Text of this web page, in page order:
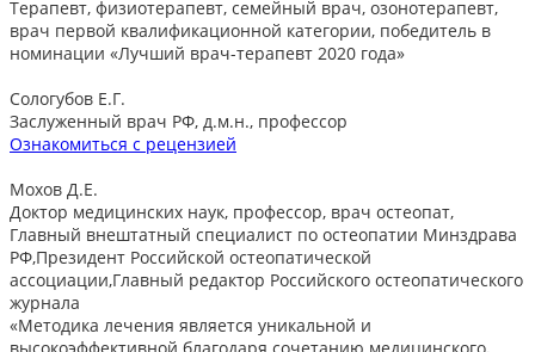
Терапевт, физиотерапевт, семейный врач, озонотерапевт,
врач первой квалификационной категории, победитель в
номинации «Лучший врач-терапевт 2020 года»
Сологубов Е.Г.
Заслуженный врач РФ, д.м.н., профессор
Ознакомиться с рецензией
Мохов Д.Е.
Доктор медицинских наук, профессор, врач остеопат,
Главный внештатный специалист по остеопатии Минздрава
РФ,Президент Российской остеопатической
ассоциации,Главный редактор Российского остеопатического
журнала
«Методика лечения является уникальной и
высокоэффективной благодаря сочетанию медицинского,